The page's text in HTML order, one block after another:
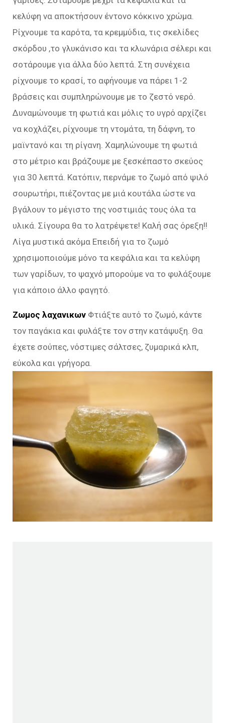
κελύφη να αποκτήσουν έντονο κόκκινο χρώμα.
Ρίχνουμε τα καρότα, τα κρεμμύδια, τις σκελίδες
σκόρδου ,το γλυκάνισο και τα κλωνάρια σέλερι και
σοτάρουμε για άλλα δύο λεπτά. Στη συνέχεια
ρίχνουμε το κρασί, το αφήνουμε να πάρει 1-2
βράσεις και συμπληρώνουμε με το ζεστό νερό.
Δυναμώνουμε τη φωτιά και μόλις το υγρό αρχίζει
να κοχλάζει, ρίχνουμε τη ντομάτα, τη δάφνη, το
μαϊντανό και τη ρίγανη. Χαμηλώνουμε τη φωτιά
στο μέτριο και βράζουμε με ξεσκέπαστο σκεύος
για 30 λεπτά. Κατόπιν, περνάμε το ζωμό από ψιλό
σουρωτήρι, πιέζοντας με μιά κουτάλα ώστε να
βγάλουν το μέγιστο της νοστιμιάς τους όλα τα
υλικά. Σίγουρα θα το λατρέψετε! Καλή σας όρεξη!!
Λίγα μυστικά ακόμα Επειδή για το ζωμό
χρησιμοποιούμε μόνο τα κεφάλια και τα κελύφη
των γαρίδων, το ψαχνό μπορούμε να το φυλάξουμε
για κάποιο άλλο φαγητό.
Ζωμος λαχανικων Φτιάξτε αυτό το ζωμό, κάντε
τον παγάκια και φυλάξτε τον στην κατάψυξη. Θα
έχετε σούπες, νόστιμες σάλτσες, ζυμαρικά κλπ,
εύκολα και γρήγορα.